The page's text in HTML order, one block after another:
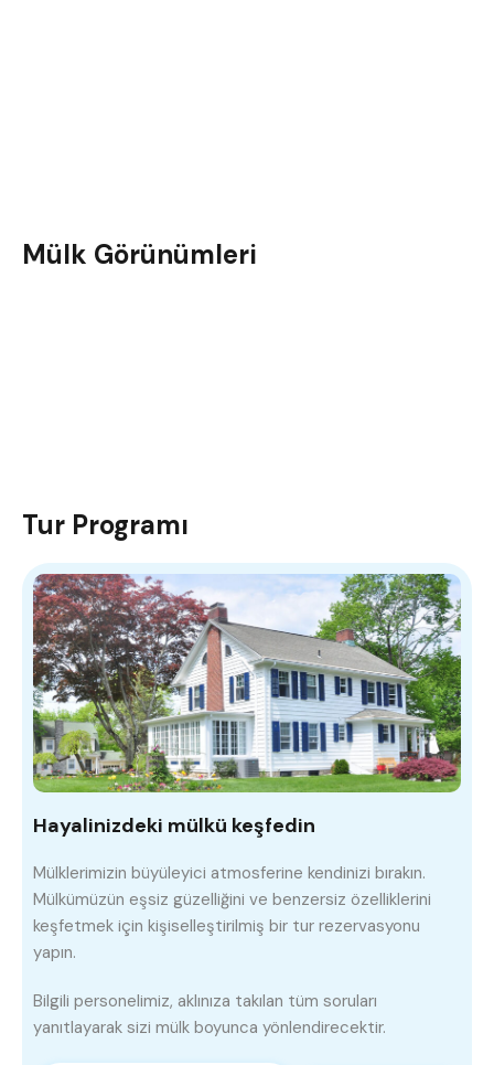
Mülk Görünümleri
Tur Programı
Hayalinizdeki mülkü keşfedin
Mülklerimizin büyüleyici atmosferine kendinizi bırakın.
Mülkümüzün eşsiz güzelliğini ve benzersiz özelliklerini
keşfetmek için kişiselleştirilmiş bir tur rezervasyonu
yapın.
Bilgili personelimiz, aklınıza takılan tüm soruları
yanıtlayarak sizi mülk boyunca yönlendirecektir.